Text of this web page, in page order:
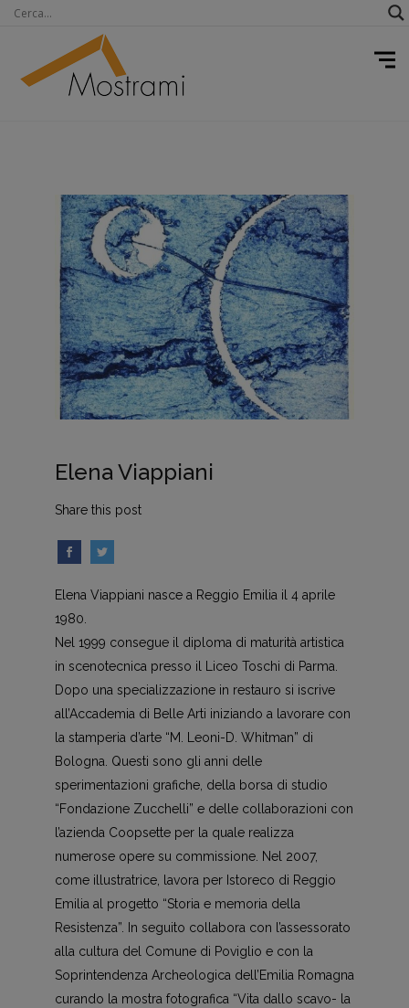
Elena Viappiani
Share this post
Elena Viappiani nasce a Reggio Emilia il 4 aprile
1980.
Nel 1999 consegue il diploma di maturità artistica
in scenotecnica presso il Liceo Toschi di Parma.
Dopo una specializzazione in restauro si iscrive
all’Accademia di Belle Arti iniziando a lavorare con
la stamperia d’arte “M. Leoni-D. Whitman” di
Bologna. Questi sono gli anni delle
sperimentazioni grafiche, della borsa di studio
“Fondazione Zucchelli” e delle collaborazioni con
l’azienda Coopsette per la quale realizza
numerose opere su commissione. Nel 2007,
come illustratrice, lavora per Istoreco di Reggio
Emilia al progetto “Storia e memoria della
Resistenza”. In seguito collabora con l’assessorato
alla cultura del Comune di Poviglio e con la
Soprintendenza Archeologica dell’Emilia Romagna
curando la mostra fotografica “Vita dallo scavo- la